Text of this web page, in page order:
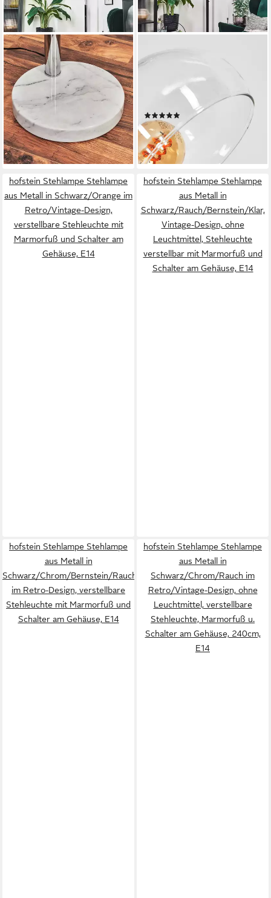
HOFSTEIN
Stehlampe Stehlampe aus
Metall in
Weiß/Chrom/Bernstein/Rauch/Klar,
Retro-Design, verstellbare
Stehleuchte mit Marmorfuß
und Schalter am Gehäuse,
E14
99,99 €
lieferbar - in 2-3 Werktagen bei dir
Stehlampe Stehlampe aus
Metall in Schwarz/Klar im
Retro/Vintage-Design,
verstellbare Stehleuchte mit
Marmorfuß und Schalter am
Gehäuse, E14
139,99 € UVP
-24%
lieferbar - in 2-3 Werktagen bei dir
hofstein Stehlampe Stehlampe
aus Metall in Schwarz/Orange im
Retro/Vintage-Design,
verstellbare Stehleuchte mit
Marmorfuß und Schalter am
Gehäuse, E14
hofstein Stehlampe Stehlampe
aus Metall in
Schwarz/Rauch/Bernstein/Klar,
Vintage-Design, ohne
Leuchtmittel, Stehleuchte
verstellbar mit Marmorfuß und
Schalter am Gehäuse, E14
hofstein Stehlampe Stehlampe
aus Metall in
Schwarz/Chrom/Bernstein/Rauch
im Retro-Design, verstellbare
Stehleuchte mit Marmorfuß und
Schalter am Gehäuse, E14
hofstein Stehlampe Stehlampe
aus Metall in
Schwarz/Chrom/Rauch im
Retro/Vintage-Design, ohne
Leuchtmittel, verstellbare
Stehleuchte, Marmorfuß u.
Schalter am Gehäuse, 240cm,
E14